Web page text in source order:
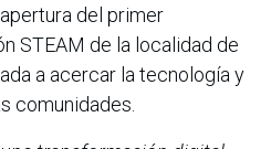
del primer
STEAM de la localidad de
a acercar la tecnología y
comunidades.